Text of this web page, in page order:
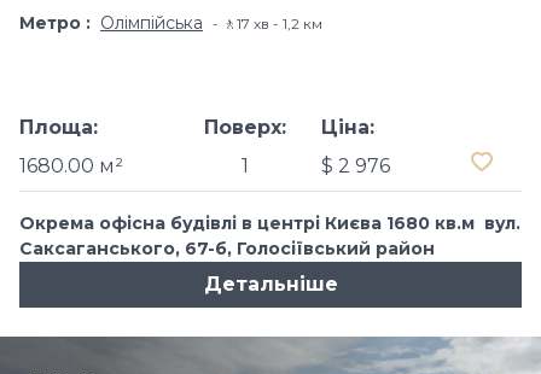
Метро Олімпійська 🚶17 хв - 1,2 км
Площа:
1680.00 м²
Поверх:
1
Ціна:
$ 2 976
Окрема офісна будівлі в центрі Києва 1680 кв.м вул.
Саксаганського, 67-б, Голосіївський район
Детальніше